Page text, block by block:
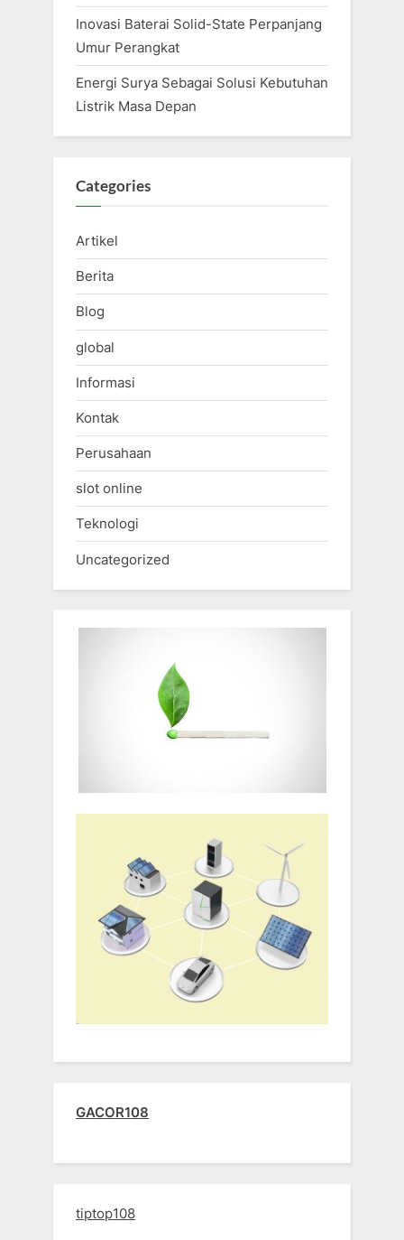
Inovasi Baterai Solid-State Perpanjang
Umur Perangkat
Energi Surya Sebagai Solusi Kebutuhan
Listrik Masa Depan
Categories
Artikel
Berita
Blog
global
Informasi
Kontak
Perusahaan
slot online
Teknologi
Uncategorized
GACOR108
tiptop108